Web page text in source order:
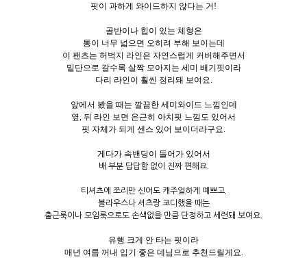
핏이 과하게 와이드하지 않다는 거!
골반이나 힙이 있는 체형은
통이 너무 넓으면 오히려 부해 보이는데
이 팬츠는 허벅지 라인은 자연스럽게 커버해주면서
밑단으로 갈수록 살짝 모아지는 세미 배기핏이라
다리 라인이 훨씬 정리돼 보여요.
앞에서 봤을 때는 깔끔한 세미와이드 느낌인데
옆, 뒤 라인 보면 은근히 아치핏 느낌도 있어서
핏 자체가 되게 센스 있어 보이더라구요.
게다가 속밴딩이 들어가 있어서
배 부분 답답함 없이 진짜 편해요.
티셔츠에 쪼리만 신어도 캐주얼하게 예쁘고,
블라우스나 셔츠랑 코디했을 때는
출근룩이나 모임룩으로도 손색없을 만큼 단정하고 세련돼 보여요.
유행 크게 안 타는 핏이라
매년 여름 꺼내 입기 좋은 데님으로 추천드릴게요.